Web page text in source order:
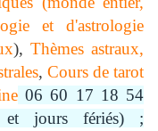
et d'astrologie
), Thèmes astraux,
, Cours de tarot
06 60 17 18 54
et jours fériés) ;